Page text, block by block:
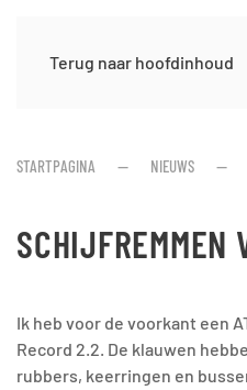
Terug naar hoofdinhoud
STARTPAGINA NIEUWS
SCHIJFREMMEN
Ik heb voor de voorkant een
Record 2.2. De klauwen
rubbers, keerringen en